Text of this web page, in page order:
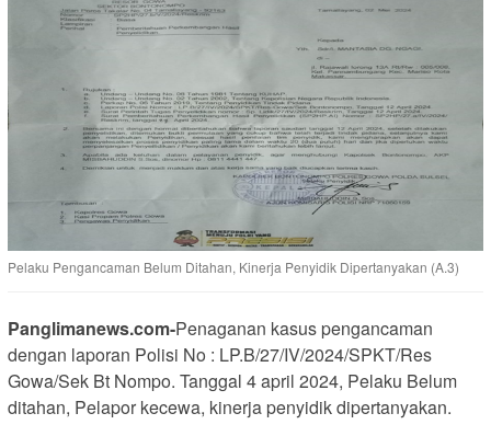
Pelaku Pengancaman Belum Ditahan, Kinerja Penyidik Dipertanyakan (A.3)
Panglimanews.com-Penaganan kasus pengancaman
dengan laporan Polisi No : LP.B/27/IV/2024/SPKT/Res
Gowa/Sek Bt Nompo. Tanggal 4 april 2024, Pelaku Belum
ditahan, Pelapor kecewa, kinerja penyidik dipertanyakan.